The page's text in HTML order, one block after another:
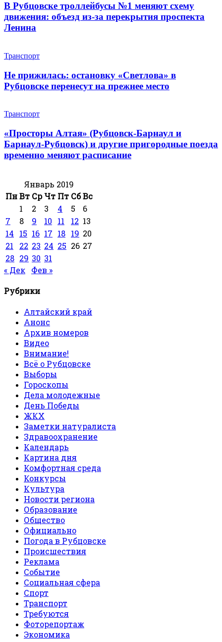
В Рубцовске троллейбусы №1 меняют схему
движения: объезд из-за перекрытия проспекта
Ленина
Транспорт
Не прижилась: остановку «Светлова» в
Рубцовске перенесут на прежнее место
Транспорт
«Просторы Алтая» (Рубцовск-Барнаул и
Барнаул-Рубцовск) и другие пригородные поезда
временно меняют расписание
Январь 2019
ПнВт Ср Чт Пт СбВс
1
2 3 4 5
6
7
8 9 10 11 12 13
14
15 16 17 18 19 20
21
22 23 24 25 26 27
28 29 30 31
« Дек
Фев »
Рубрики
Алтайский край
Анонс
Архив номеров
Видео
Внимание!
Всё о Рубцовске
Выборы
Гороскопы
Дела молодежные
День Победы
ЖКХ
Заметки натуралиста
Здравоохранение
Календарь
Картина дня
Комфортная среда
Конкурсы
Культура
Новости региона
Образование
Общество
Официально
Погода в Рубцовске
Происшествия
Реклама
Событие
Социальная сфера
Спорт
Транспорт
Требуются
Фоторепортаж
Экономика